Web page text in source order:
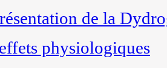
de la
physiologiques